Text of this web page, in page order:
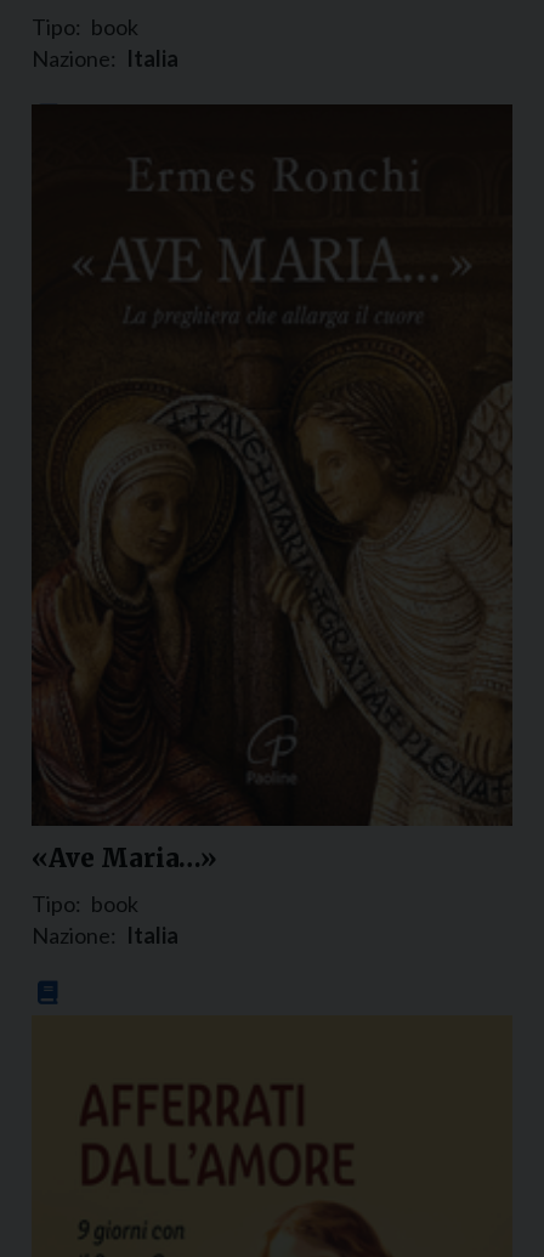
Tipo: book
Nazione: Italia
«Ave Maria…»
Tipo: book
Nazione: Italia